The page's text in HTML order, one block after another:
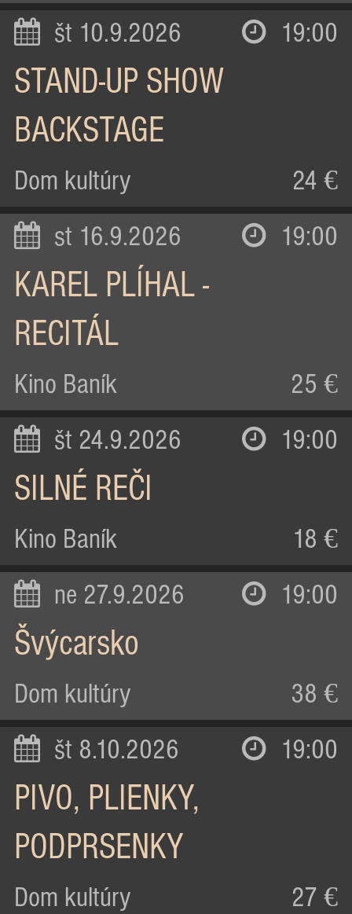
št 10.9.2026 19:00
STAND-UP SHOW
BACKSTAGE
Dom kultúry 24 €
st 16.9.2026 19:00
KAREL PLÍHAL -
RECITÁL
Kino Baník 25 €
št 24.9.2026 19:00
SILNÉ REČI
Kino Baník 18 €
ne 27.9.2026 19:00
Švýcarsko
Dom kultúry 38 €
št 8.10.2026 19:00
PIVO, PLIENKY,
PODPRSENKY
Dom kultúry 27 €